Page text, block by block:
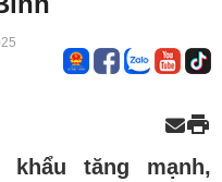
tăng mạnh,